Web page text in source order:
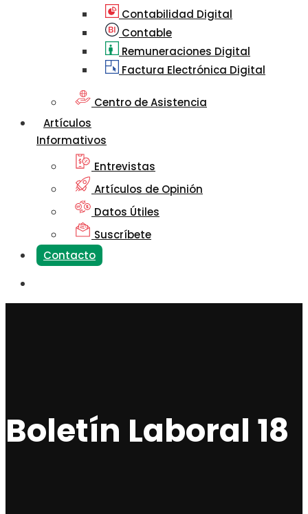
Contabilidad Digital
Contable
Remuneraciones Digital
Factura Electrónica Digital
Centro de Asistencia
Artículos
Informativos
Entrevistas
Artículos de Opinión
Datos Útiles
Suscríbete
Contacto
Boletín Laboral 18